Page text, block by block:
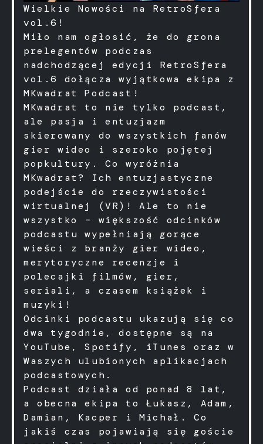
Wielkie Nowości na RetroSfera
vol.6!
Miło nam ogłosić, że do grona
prelegentów podczas
nadchodzącej edycji RetroSfera
vol.6 dołącza wyjątkowa ekipa z
MKwadrat Podcast !
MKwadrat to nie tylko podcast,
ale pasja i entuzjazm
skierowany do wszystkich fanów
gier wideo i szeroko pojętej
popkultury. Co wyróżnia
MKwadrat? Ich entuzjastyczne
podejście do rzeczywistości
wirtualnej (VR)! Ale to nie
wszystko – większość odcinków
podcastu wypełniają gorące
wieści z branży gier wideo,
merytoryczne recenzje i
polecajki filmów, gier,
seriali, a czasem książek i
muzyki!
Odcinki podcastu ukazują się co
dwa tygodnie, dostępne są na
YouTube, Spotify, iTunes oraz w
Waszych ulubionych aplikacjach
podcastowych.
Podcast działa od ponad 8 lat,
a obecna ekipa to Łukasz, Adam,
Damian, Kacper i Michał. Co
jakiś czas pojawiają się goście